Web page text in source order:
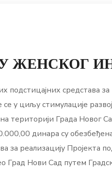
ЖЕНСКОГ
подстицајних средстава
се у циљу стимулације
територији Града Новог
динара су
за реализацију
Град Нови Сад путем